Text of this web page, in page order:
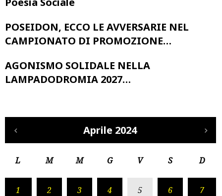
POSEIDON, ECCO LE AVVERSARIE NEL
CAMPIONATO DI PROMOZIONE…
AGONISMO SOLIDALE NELLA
LAMPADODROMIA 2027…
Aprile 2024
L M M G V S D
1 2 3 4 5 6 7